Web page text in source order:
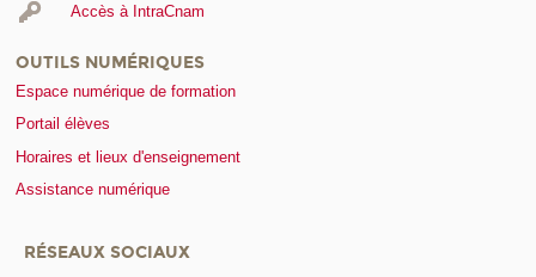
Accès à IntraCnam
OUTILS NUMÉRIQUES
Espace numérique de formation
Portail élèves
Horaires et lieux d'enseignement
Assistance numérique
RÉSEAUX SOCIAUX